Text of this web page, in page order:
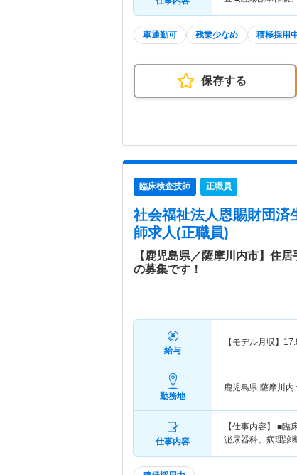
車通勤可 残業少なめ 積極採用
保存する
臨床検査技師 正職員
社会福祉法人恩賜財団済
師求人(正職員)
【鹿児島県／薩摩川内市】住
の募集です！
給与
【モデル月収】
勤務地
鹿児島県 薩摩川内
仕事内容
【仕事内容】 ■
泌尿器科、病理診